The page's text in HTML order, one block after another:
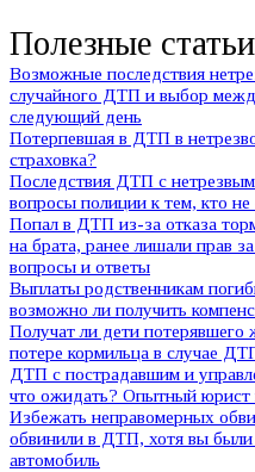
Полезные статьи
Возможные последствия
случайного ДТП и выбор
следующий день
Потерпевшая в ДТП в
страховка?
Последствия ДТП с
вопросы полиции к тем, кто
Попал в ДТП из-за отказа
на брата, ранее лишали прав
вопросы и ответы
Выплаты родственникам
возможно ли получить
Получат ли дети
потере кормильца в случае
ДТП с пострадавшим и
что ожидать? Опытный юрист
Избежать неправомерных
обвинили в ДТП, хотя вы
автомобиль